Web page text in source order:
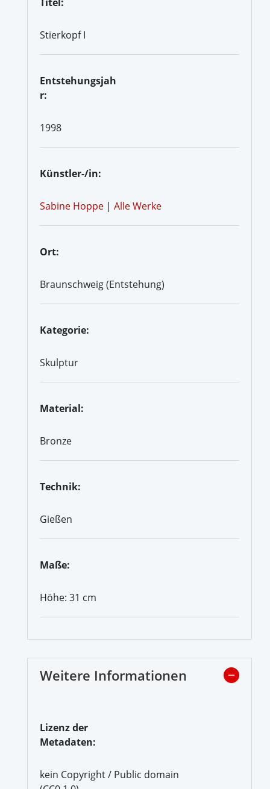
Stierkopf I
Entstehungsjah
r:
1998
Künstler-/in:
Sabine Hoppe | Alle Werke
Ort:
Braunschweig (Entstehung)
Kategorie:
Skulptur
Material:
Bronze
Technik:
Gießen
Maße:
Höhe: 31 cm
Weitere Informationen
Lizenz der
Metadaten:
kein Copyright / Public domain